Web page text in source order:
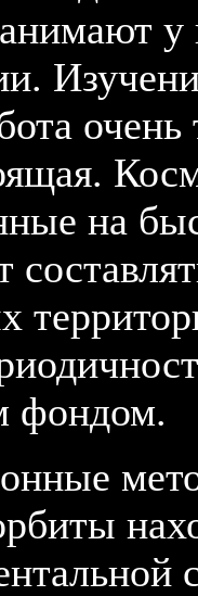
очень
на
фондом.